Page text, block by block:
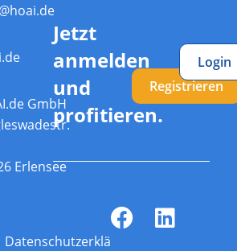
GmbH
Erlensee
Jetzt
anmelden
und
profitieren.
Registrieren
Login
Datenschutzerklärung